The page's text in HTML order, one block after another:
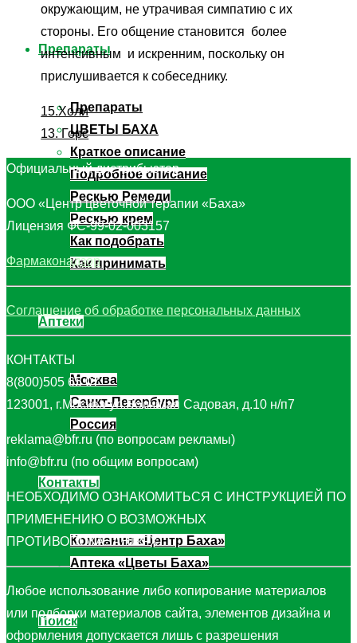
Препараты
Препараты
ЦВЕТЫ БАХА
Краткое описание
Подробное описание
Рескью Ремеди
Рескью крем
Как подобрать
Как принимать
Аптеки
Москва
Санкт-Петербург
Россия
Контакты
Компания «Центр Баха»
Аптека «Цветы Баха»
Поиск
окружающим, не утрачивая симпатию с их
стороны. Его общение становится более
интенсивным и искренним, поскольку он
прислушивается к собеседнику.
15.Холи
13. Горс
Официальный дистрибьютор
ООО «Центр цветочной терапии «Баха»
Лицензия ФС-99-02-003157
Фармаконадзор
Соглашение об обработке персональных данных
КОНТАКТЫ
8(800)505 65 07
123001, г.Москва ул.Большая Садовая, д.10 н/п7
reklama@bfr.ru (по вопросам рекламы)
info@bfr.ru (по общим вопросам)
НЕОБХОДИМО ОЗНАКОМИТЬСЯ С ИНСТРУКЦИЕЙ ПО
ПРИМЕНЕНИЮ О ВОЗМОЖНЫХ
ПРОТИВОПОКАЗАНИЯХ
Любое использование либо копирование материалов
или подборки материалов сайта, элементов дизайна и
оформления допускается лишь с разрешения